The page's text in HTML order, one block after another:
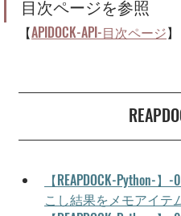
目次ページを参照
【APIDOCK-API-目次ページ】
【REAPDOCK-Python-
こし結果をメモアイテ